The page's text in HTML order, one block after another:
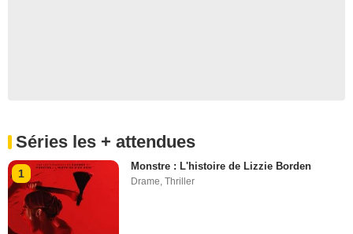
Séries les + attendues
1
Monstre : L'histoire de Lizzie Borden
Drame,Thriller